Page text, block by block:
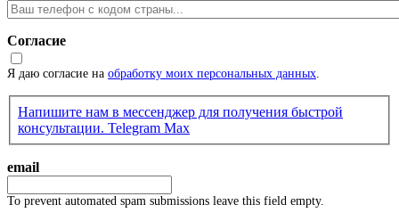
Согласие
Я даю согласие на обработку моих персональных данных
Напишите нам в мессенджер для получения быстрой
консультации. Telegram Max
email
To prevent automated spam submissions leave this field empty.